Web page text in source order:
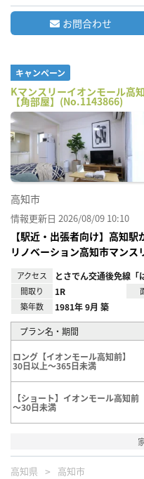
お問合わせ
キャンペーン
Kマンスリーイオンモール高
【角部屋】(No.1143866)
高知市
情報更新日 2026/08/09 10:10
【駅近・出張者向け】高知
リノベーション高知市マンス
アクセス とさでん交通後免線「
間取り 1R
築年数 1981年 9月 築
プラン名・期間
ロング【イオンモール高知前】
30日以上～365日未満
【ショート】イオンモール高知前
～30日未満
高知県 高知市